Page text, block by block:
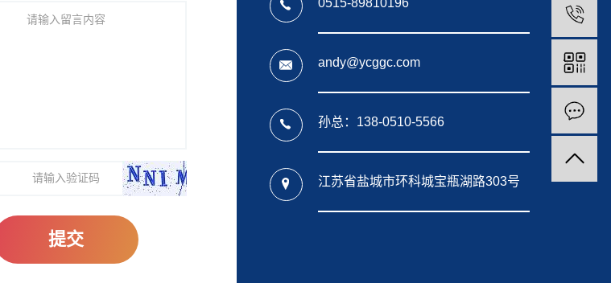
andy@ycggc.com
孙总：138-0510-5566
江苏省盐城市环科城宝瓶湖路303号